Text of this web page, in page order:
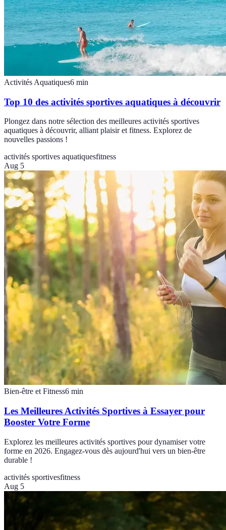
Activités Aquatiques6 min
Top 10 des activités sportives aquatiques à découvrir
Plongez dans notre sélection des meilleures activités sportives
aquatiques à découvrir, alliant plaisir et fitness. Explorez de
nouvelles passions !
activités sportives aquatiquesfitness
Aug 5
Bien-être et Fitness6 min
Les Meilleures Activités Sportives à Essayer pour
Booster Votre Forme
Explorez les meilleures activités sportives pour dynamiser votre
forme en 2026. Engagez-vous dès aujourd'hui vers un bien-être
durable !
activités sportivesfitness
Aug 5